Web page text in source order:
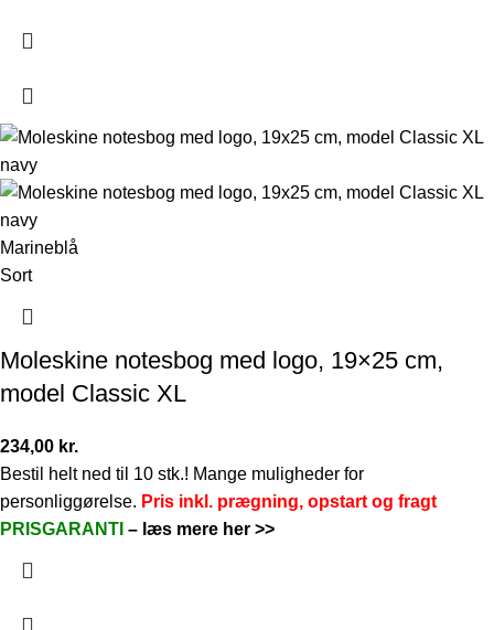
Marineblå
Sort
Moleskine notesbog med logo, 19×25 cm,
model Classic XL
234,00 kr.
Bestil helt ned til 10 stk.! Mange muligheder for
personliggørelse. Pris inkl. prægning, opstart og fragt
PRISGARANTI – læs mere her >>